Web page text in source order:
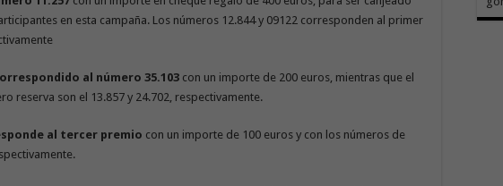
en esta campaña. Los números 12.844 y 09122 corresponden al primer
al número 35.103 con un importe de 200 euros, mientras que el
reserva son el 13.857 y 24.702, respectivamente.
al tercer premio con un importe de 100 euros y con los números de
respectivamente.